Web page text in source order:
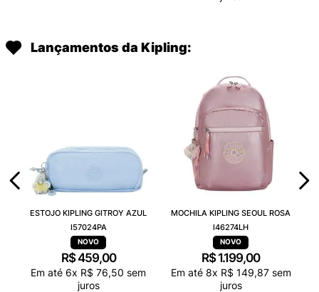
Lançamentos da Kipling:
ESTOJO KIPLING GITROY AZUL
I57024PA
R$459,00
Em até 6x R$ 76,50 sem
juros
MOCHILA KIPLING SEOUL ROSA
I46274LH
R$ 1.199,00
Em até 8x R$ 149,87sem
juros